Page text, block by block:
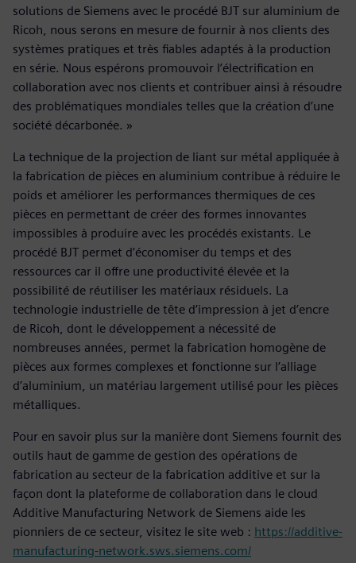
solutions de Siemens avec le procédé BJT sur aluminium de
Ricoh, nous serons en mesure de fournir à nos clients des
systèmes pratiques et très fiables adaptés à la production
en série. Nous espérons promouvoir l’électrification en
collaboration avec nos clients et contribuer ainsi à résoudre
des problématiques mondiales telles que la création d’une
société décarbonée. »
La technique de la projection de liant sur métal appliquée à
la fabrication de pièces en aluminium contribue à réduire le
poids et améliorer les performances thermiques de ces
pièces en permettant de créer des formes innovantes
impossibles à produire avec les procédés existants. Le
procédé BJT permet d’économiser du temps et des
ressources car il offre une productivité élevée et la
possibilité de réutiliser les matériaux résiduels. La
technologie industrielle de tête d’impression à jet d’encre
de Ricoh, dont le développement a nécessité de
nombreuses années, permet la fabrication homogène de
pièces aux formes complexes et fonctionne sur l’alliage
d’aluminium, un matériau largement utilisé pour les pièces
métalliques.
Pour en savoir plus sur la manière dont Siemens fournit des
outils haut de gamme de gestion des opérations de
fabrication au secteur de la fabrication additive et sur la
façon dont la plateforme de collaboration dans le cloud
Additive Manufacturing Network de Siemens aide les
pionniers de ce secteur, visitez le site web : https://additive-
manufacturing-network.sws.siemens.com/